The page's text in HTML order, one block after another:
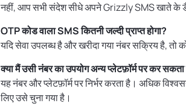
नहीं, आप सभी संदेश सीधे अपने Grizzly SMS खाते के
OTP कोड वाला SMS कितनी जल्दी प्राप्त होगा?
यदि सेवा उपलब्ध है और खरीदा गया नंबर सक्रिय है, तो
क्या मैं उसी नंबर का उपयोग अन्य प्लेटफ़ॉर्म पर कर
यह नंबर और प्लेटफ़ॉर्म पर निर्भर करता है। अधिक
लिए उसे चुना गया है।